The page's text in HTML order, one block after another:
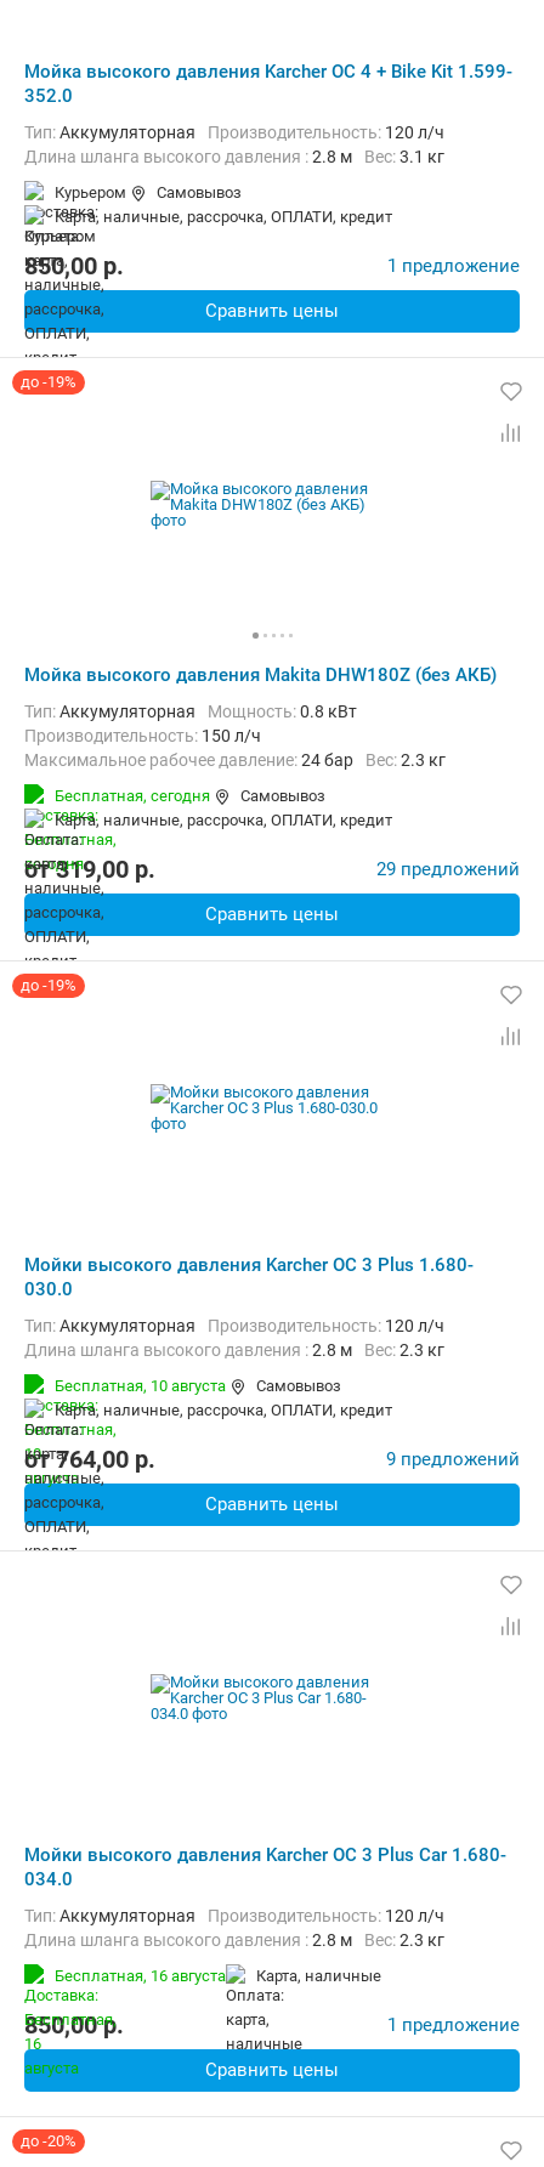
Мойка высокого давления Karcher OC 4 + Bike Kit 1.599-
352.0
Тип:Аккумуляторная Производительность: 120 л/ч
Длина шланга высокого давления :2.8 м Вес:3.1 кг
Курьером
Самовывоз
карта, наличные, рассрочка, ОПЛАТИ, кредит
850,00 p. 1 предложение
Сравнить цены
до -19%
Мойка высокого давления Makita DHW180Z (без АКБ)
Тип:Аккумуляторная Мощность:0.8 кВт
Производительность: 150 л/ч
Максимальное рабочее давление:24 бар Вес:2.3 кг
Бесплатная, сегодня
Самовывоз
карта, наличные, рассрочка, ОПЛАТИ, кредит
от319,00 p. 29 предложений
Сравнить цены
до -19%
Мойки высокого давления Karcher OC 3 Plus 1.680-
030.0
Тип:Аккумуляторная Производительность: 120 л/ч
Длина шланга высокого давления :2.8 м Вес:2.3 кг
Бесплатная, 10 августа
Самовывоз
карта, наличные, рассрочка, ОПЛАТИ, кредит
от764,00 p. 9 предложений
Сравнить цены
Мойки высокого давления Karcher OC 3 Plus Car 1.680-
034.0
Тип:Аккумуляторная Производительность: 120 л/ч
Длина шланга высокого давления :2.8 м Вес:2.3 кг
Бесплатная, 16 августа карта, наличные
850,00p. 1 предложение
Сравнить цены
до -20%